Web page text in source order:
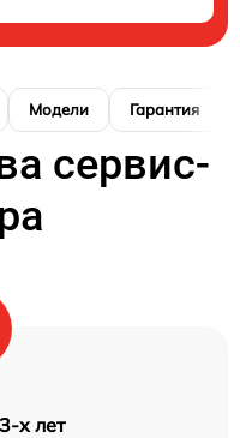
Модели Гарантия
сервис-
х лет